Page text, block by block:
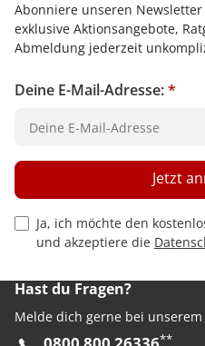
Abonniere unseren
exklusive Aktionsangebote,
Abmeldung jederzeit
Deine E-Mail-Adresse:*
Privacy Policy Checkbox
Ja, ich möchte den
und akzeptiere die
Jetzt
Hast du Fragen?
Melde dich gerne bei
**